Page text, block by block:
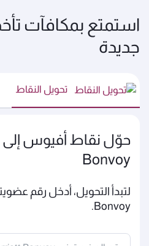
استمتع بمكافآت
جديدة
تحويل النقاط
Bonvoy
Bonvoy.